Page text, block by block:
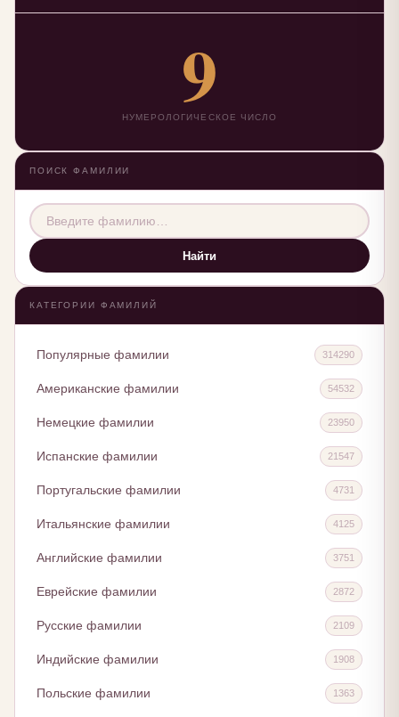
9
НУМЕРОЛОГИЧЕСКОЕ ЧИСЛО
ПОИСК ФАМИЛИИ
Найти
КАТЕГОРИИ ФАМИЛИЙ
Популярные фамилии 314290
Американские фамилии 54532
Немецкие фамилии 23950
Испанские фамилии 21547
Португальские фамилии 4731
Итальянские фамилии 4125
Английские фамилии 3751
Еврейские фамилии 2872
Русские фамилии 2109
Индийские фамилии 1908
Польские фамилии 1363